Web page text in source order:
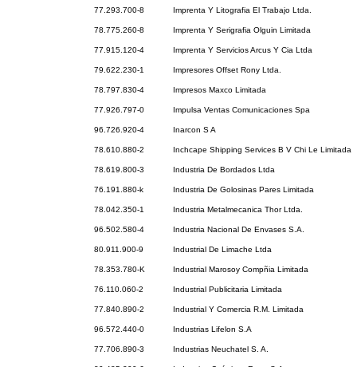
77.293.700-8 Imprenta Y Litografia El Trabajo Ltda.
78.775.260-8 Imprenta Y Serigrafia Olguin Limitada
77.915.120-4 Imprenta Y Servicios Arcus Y Cia Ltda
79.622.230-1 Impresores Offset Rony Ltda.
78.797.830-4 Impresos Maxco Limitada
77.926.797-0 Impulsa Ventas Comunicaciones Spa
96.726.920-4 Inarcon S A
78.610.880-2 Inchcape Shipping Services B V Chi Le Limitada
78.619.800-3 Industria De Bordados Ltda
76.191.880-k Industria De Golosinas Pares Limitada
78.042.350-1 Industria Metalmecanica Thor Ltda.
96.502.580-4 Industria Nacional De Envases S.A.
80.911.900-9 Industrial De Limache Ltda
78.353.780-K Industrial Marosoy Compñia Limitada
76.110.060-2 Industrial Publicitaria Limitada
77.840.890-2 Industrial Y Comercia R.M. Limitada
96.572.440-0 Industrias Lifelon S.A
77.706.890-3 Industrias Neuchatel S. A.